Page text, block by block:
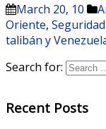
March 20, 10
Oriente,
talibán y
Search for:
Recent Posts